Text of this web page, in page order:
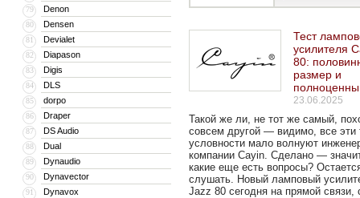
79 Denon
80 Densen
81 Devialet
82 Diapason
83 Digis
84 DLS
85 dorpo
86 Draper
87 DS Audio
88 Dual
89 Dynaudio
90 Dynavector
91 Dynavox
Тест
усилителя
80:
размер и
23.06.2025
Такой же ли, не тот же самый,
совсем другой — видимо, все эти
условности мало волнуют
компании Cayin. Сделано —
какие еще есть вопросы?
слушать. Новый ламповый
Jazz 80 сегодня на прямой связи,